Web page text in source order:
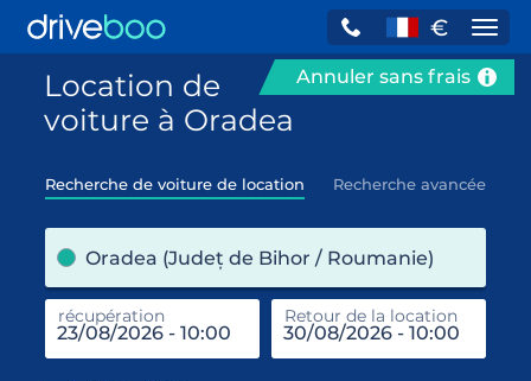
€
Annuler sans frais
Location de
voiture à Oradea
Recherche de voiture de location Recherche avancée
Oradea (Județ de Bihor / Roumanie)
récupération Retour de la location